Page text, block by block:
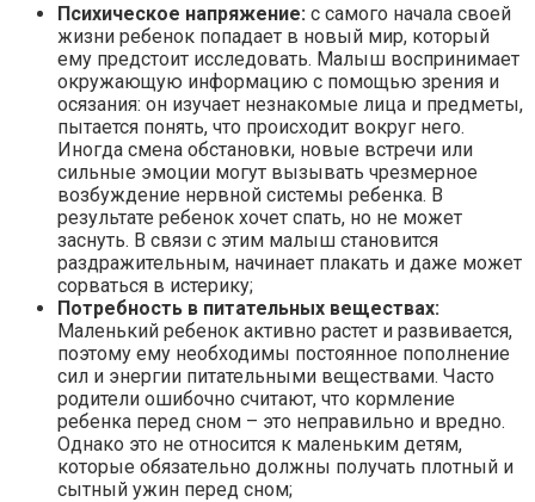
Психическое напряжение: с самого начала своей
жизни ребенок попадает в новый мир, который
ему предстоит исследовать. Малыш воспринимает
окружающую информацию с помощью зрения и
осязания: он изучает незнакомые лица и предметы,
пытается понять, что происходит вокруг него.
Иногда смена обстановки, новые встречи или
сильные эмоции могут вызывать чрезмерное
возбуждение нервной системы ребенка. В
результате ребенок хочет спать, но не может
заснуть. В связи с этим малыш становится
раздражительным, начинает плакать и даже может
сорваться в истерику;
Потребность в питательных веществах:
Маленький ребенок активно растет и развивается,
поэтому ему необходимы постоянное пополнение
сил и энергии питательными веществами. Часто
родители ошибочно считают, что кормление
ребенка перед сном – это неправильно и вредно.
Однако это не относится к маленьким детям,
которые обязательно должны получать плотный и
сытный ужин перед сном;